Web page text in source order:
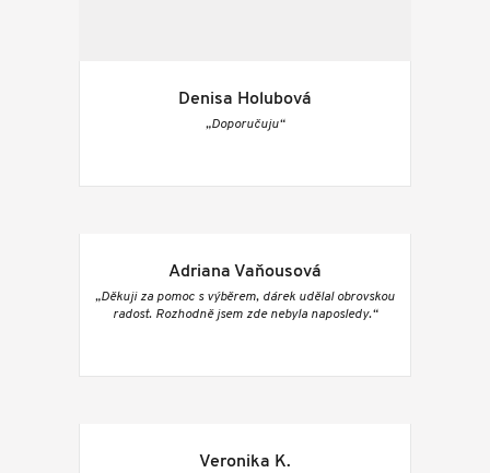
Denisa Holubová
„Doporučuju“
Adriana Vaňousová
„Děkuji za pomoc s výběrem, dárek udělal obrovskou
radost. Rozhodně jsem zde nebyla naposledy.“
Veronika K.